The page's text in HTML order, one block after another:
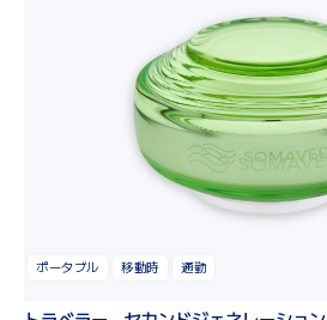
ポータブル 移動時 通勤